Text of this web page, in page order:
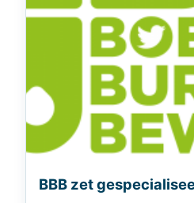
BBB zet